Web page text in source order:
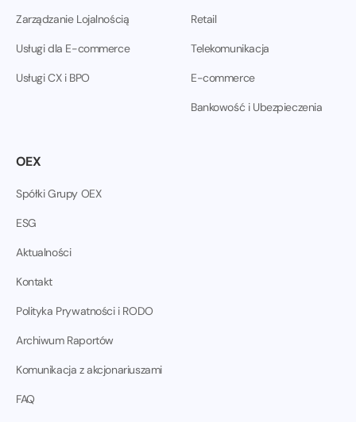
Zarządzanie Lojalnością
Usługi dla E-commerce
Usługi CX i BPO
Retail
Telekomunikacja
E-commerce
Bankowość i Ubezpieczenia
OEX
Spółki Grupy OEX
ESG
Aktualności
Kontakt
Polityka Prywatności i RODO
Archiwum Raportów
Komunikacja z akcjonariuszami
FAQ